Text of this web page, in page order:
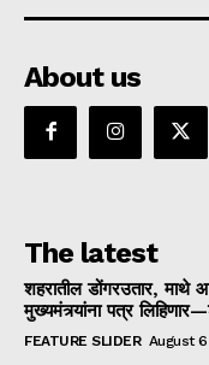
About us
The latest
शहरातील डोंगरउतार, माथे
मुख्यमंत्र्यांना पत्र
FEATURE SLIDER August